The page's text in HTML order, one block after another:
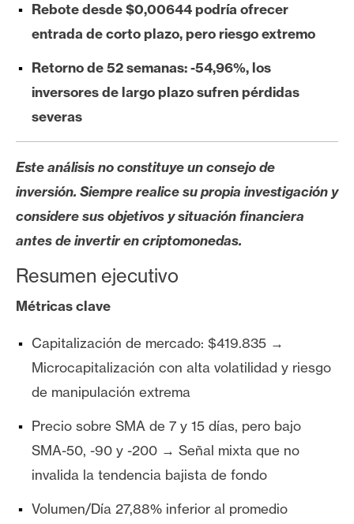
A
á
l
i
s
N
o
t
a
s
e
P
r
n
s
a
Rebote desde $0,00644 podría ofrecer
entrada de corto plazo, pero riesgo extremo
Retorno de 52 semanas: -54,96%, los
inversores de largo plazo sufren pérdidas
severas
Este análisis no constituye un consejo de
inversión. Siempre realice su propia investigación y
considere sus objetivos y situación financiera
antes de invertir en criptomonedas.
Resumen ejecutivo
Métricas clave
Capitalización de mercado: $419.835 →
Microcapitalización con alta volatilidad y riesgo
de manipulación extrema
Precio sobre SMA de 7 y 15 días, pero bajo
SMA-50, -90 y -200 → Señal mixta que no
invalida la tendencia bajista de fondo
Volumen/Día 27,88% inferior al promedio